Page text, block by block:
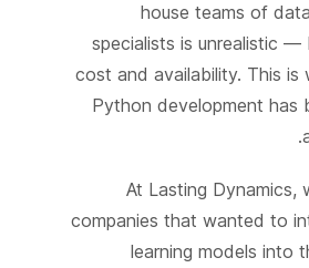
house teams of
specialists is unrealistic
cost and availability. This is
Python development has
At Lasting Dynamics,
companies that wanted to
learning models into